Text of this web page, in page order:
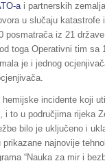
ai partnerskih
u slučaju
iz 21
toga Operativni tim sa
je i jednog
incidente koji
to u područjima rijeka
bilo je uključeno i
najnovije
“Nauka za mir i